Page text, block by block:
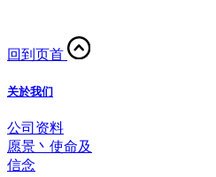
回到页首
关於我们
公司资料
愿景丶使命及
信念